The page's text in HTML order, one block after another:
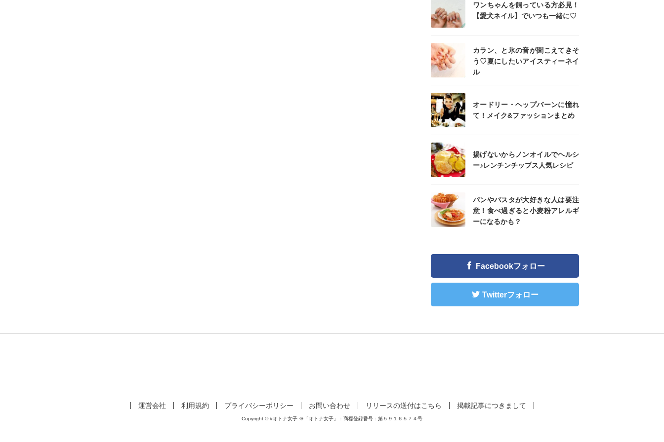
ワンちゃんを飼っている方必見！
【愛犬ネイル】でいつも一緒に♡
カラン、と氷の音が聞こえてきそ
う♡夏にしたいアイスティーネイ
ル
オードリー・ヘップバーンに憧れ
て！メイク&ファッションまとめ
揚げないからノンオイルでヘルシ
ー♪レンチンチップス人気レシピ
パンやパスタが大好きな人は要注
意！食べ過ぎると小麦粉アレルギ
ーになるかも？
Facebookフォロー
Twitterフォロー
運営会社 利用規約 プライバシーポリシー お問い合わせ リリースの送付はこちら 掲載記事につきまして
Copyright © #オトナ女子 ※「オトナ女子」：商標登録番号：第５９１６５７４号